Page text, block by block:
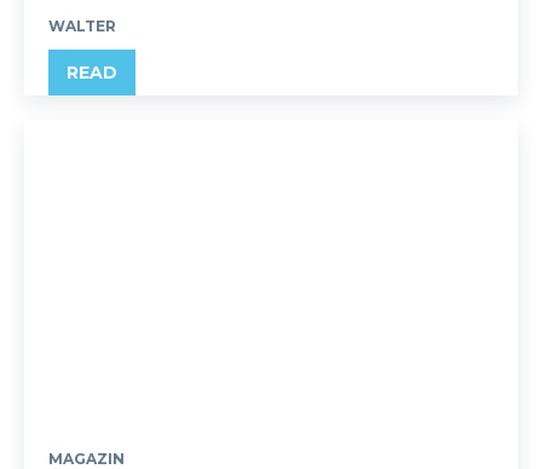
WALTER
READ
MAGAZIN